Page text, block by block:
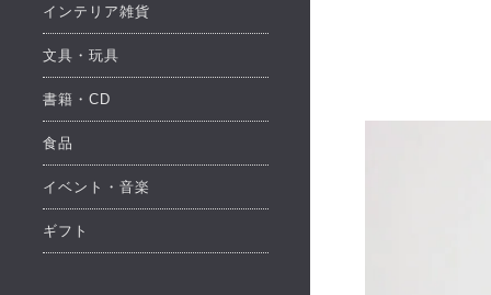
インテリア雑貨
文具・玩具
書籍・CD
食品
イベント・音楽
ギフト